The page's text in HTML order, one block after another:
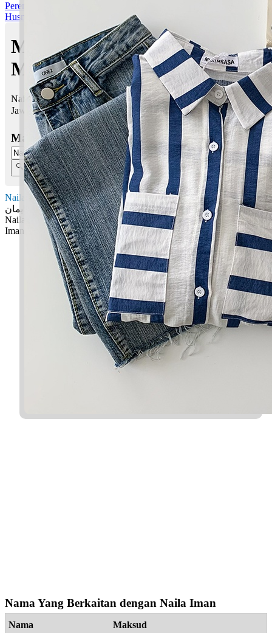
Perempuan
Husna
Maksud nama Naila Iman |
Maksud Nama dalam Islam
Naila Iman bermaksud Sesuatu yg istimewa; Iman, keimanan
Jawi:نايلا ايمان
Masukkan Nama:
Naila Iman
نايلا ايمان
Naila: Sesuatu yg istimewa
Iman: Iman, keimanan
✚ Baju Baby Custom Nama 'Naila Iman'
Nama Yang Berkaitan dengan Naila Iman
Nama Maksud